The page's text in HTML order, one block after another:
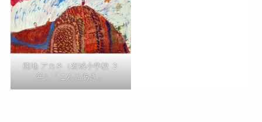
熊地 アカネ（岩城小学校 ２
年）「こんとあき」